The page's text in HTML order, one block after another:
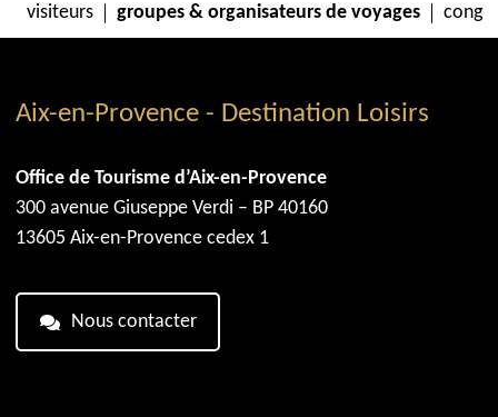
visiteurs groupes & organisateurs de voyages
Aix-en-Provence - Destination Loisirs
Office de Tourisme d’Aix-en-Provence
300 avenue Giuseppe Verdi – BP 40160
13605 Aix-en-Provence cedex 1
Nous contacter